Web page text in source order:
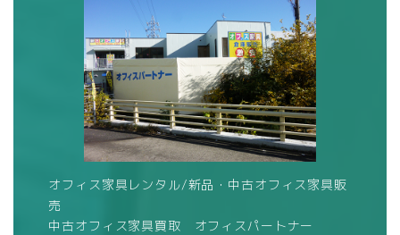
オフィス家具レンタル/新品・中古オフィス家具販
売
中古オフィス家具買取 オフィスパートナー